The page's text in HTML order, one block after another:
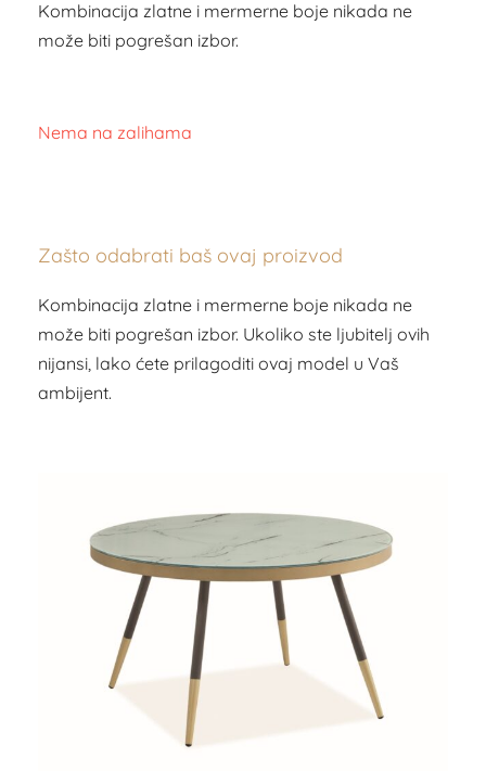
Kombinacija zlatne i mermerne boje nikada ne
može biti pogrešan izbor.
Nema na zalihama
Zašto odabrati baš ovaj proizvod
Kombinacija zlatne i mermerne boje nikada ne
može biti pogrešan izbor. Ukoliko ste ljubitelj ovih
nijansi, lako ćete prilagoditi ovaj model u Vaš
ambijent.